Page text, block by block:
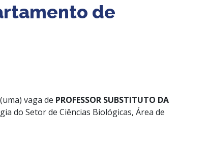
de
vaga de PROFESSOR SUBSTITUTO DA
do Setor de Ciências Biológicas, Área de